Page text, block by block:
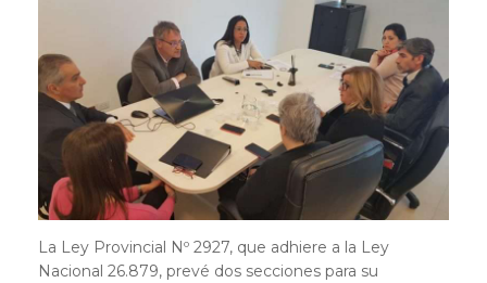
La Ley Provincial Nº 2927, que adhiere a la Ley
Nacional 26.879, prevé dos secciones para su